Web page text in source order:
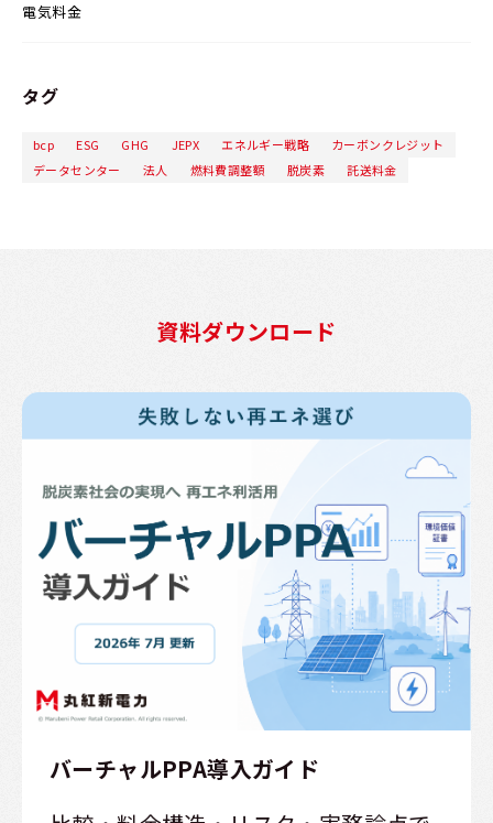
電気料金
タグ
bcp ESG GHG JEPX エネルギー戦略
カーボンクレジット
データセンター
法人 燃料費調整額 脱炭素 託送料金
資料ダウンロード
バーチャルPPA導入ガイド